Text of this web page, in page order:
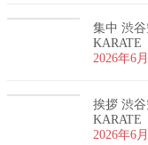
集中 渋
KARATE
2026年6
挨拶 渋
KARATE
2026年6